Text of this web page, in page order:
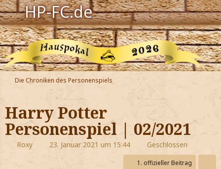
HP-FC.de
Navigation
Harry Potter
Der HP-FC
Hogwarts
Zauberwelt
Willkommen
Die Chroniken des Personenspiels
Harry Potter
Personenspiel | 02/2021
Roxy 23. Januar 2021 um 15:44 Geschlossen
1. offizieller Beitrag